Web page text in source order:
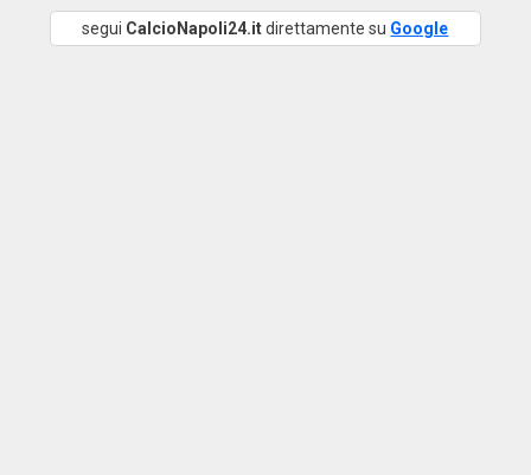
segui CalcioNapoli24.itdirettamente su Google